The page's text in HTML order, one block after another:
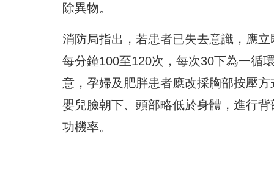
除異物。
消防局指出，若患者已失去意識，應
每分鐘100至120次，每次30下為一循
意，孕婦及肥胖患者應改採胸部按壓
嬰兒臉朝下、頭部略低於身體，進行
功機率。